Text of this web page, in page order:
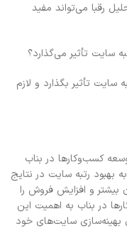
رقبا می‌تواند مفید
سایت تأثیر بگذارد و لازم
کسب‌وکارها در بناب
بهبود رتبه سایت در نتایج
و افزایش فروش را
در بناب به اهمیت این
بهینه‌سازی سایت‌های خود